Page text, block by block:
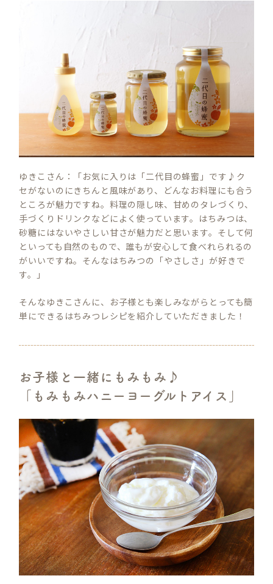
ゆきこさん：「お気に入りは「二代目の蜂蜜」です♪ク
セがないのにきちんと風味があり、どんなお料理にも合う
ところが魅力ですね。料理の隠し味、甘めのタレづくり、
手づくりドリンクなどによく使っています。はちみつは、
砂糖にはないやさしい甘さが魅力だと思います。そして何
といっても自然のもので、誰もが安心して食べれられるの
がいいですね。そんなはちみつの「やさしさ」が好きで
す。」
そんなゆきこさんに、お子様とも楽しみながらとっても簡
単にできるはちみつレシピを紹介していただきました！
お子様と一緒にもみもみ♪
「もみもみハニーヨーグルトアイス」